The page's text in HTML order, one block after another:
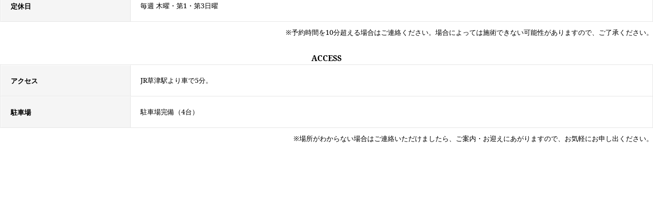
定休日 毎週 木曜・第1・第3日曜
※予約時間を10分超える場合はご連絡ください。場合によっては施術できない可能性がありますので、ご了承ください。
ACCESS
アクセス JR草津駅より車で5分。
駐車場 駐車場完備（4台）
※場所がわからない場合はご連絡いただけましたら、ご案内・お迎えにあがりますので、お気軽にお申し出ください。